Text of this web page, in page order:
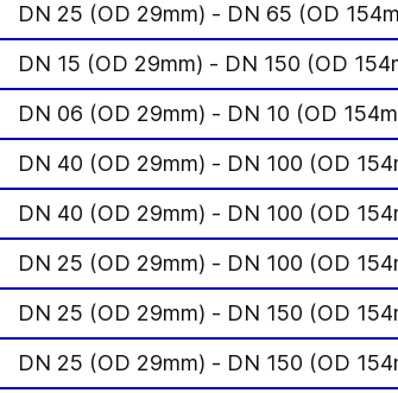
DN 25 (OD 29mm) - DN 65 (OD
DN 15 (OD 29mm) - DN 150 (OD
DN 06 (OD 29mm) - DN 10 (OD
DN 40 (OD 29mm) - DN 100 (OD
DN 40 (OD 29mm) - DN 100 (OD
DN 25 (OD 29mm) - DN 100 (OD
DN 25 (OD 29mm) - DN 150 (OD
DN 25 (OD 29mm) - DN 150 (OD